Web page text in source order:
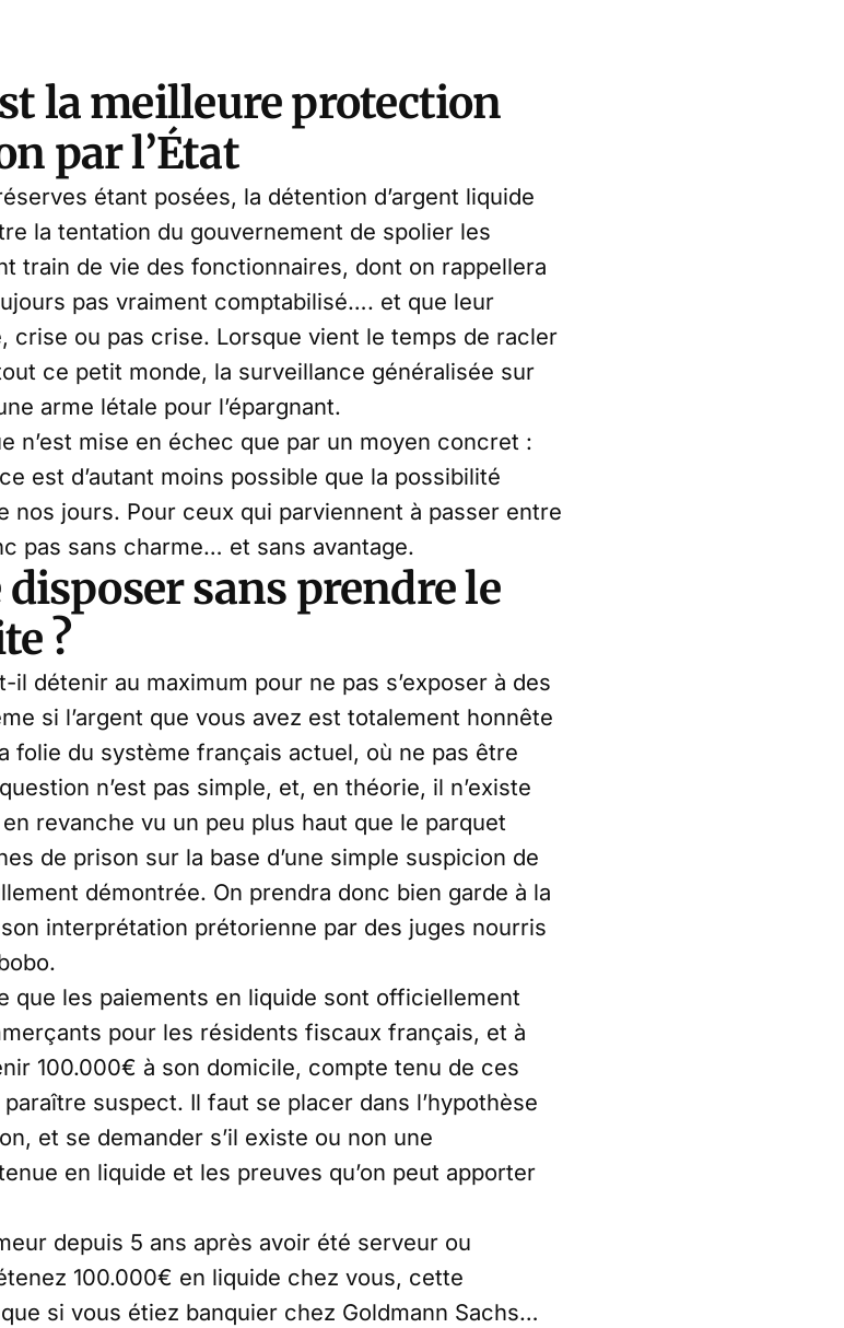
la meilleure protection
par l’État
étant posées, la détention d’argent liquide
la tentation du gouvernement de spolier les
train de vie des fonctionnaires, dont on rappellera
pas vraiment comptabilisé…. et que leur
crise ou pas crise. Lorsque vient le temps de racler
ce petit monde, la surveillance généralisée sur
arme létale pour l’épargnant.
n’est mise en échec que par un moyen concret :
est d’autant moins possible que la possibilité
nos jours. Pour ceux qui parviennent à passer entre
pas sans charme… et sans avantage.
sans prendre le
?
détenir au maximum pour ne pas s’exposer à des
si l’argent que vous avez est totalement honnête
du système français actuel, où ne pas être
n’est pas simple, et, en théorie, il n’existe
revanche vu un peu plus haut que le parquet
de prison sur la base d’une simple suspicion de
démontrée. On prendra donc bien garde à la
interprétation prétorienne par des juges nourris
que les paiements en liquide sont officiellement
pour les résidents fiscaux français, et à
100.000€ à son domicile, compte tenu de ces
suspect. Il faut se placer dans l’hypothèse
et se demander s’il existe ou non une
en liquide et les preuves qu’on peut apporter
depuis 5 ans après avoir été serveur ou
100.000€ en liquide chez vous, cette
si vous étiez banquier chez Goldmann Sachs…